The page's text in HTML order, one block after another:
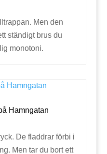
Men den
ständigt brus du
monotoni.
Hamngatan
De fladdrar förbi i
Men tar du bort ett